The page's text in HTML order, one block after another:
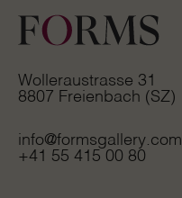
Wolleraustrasse 31
8807 Freienbach (SZ)
info@formsgallery.com
+41 55 415 00 80